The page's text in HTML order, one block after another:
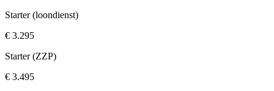
Starter (loondienst)
€ 3.295
Starter (ZZP)
€ 3.495